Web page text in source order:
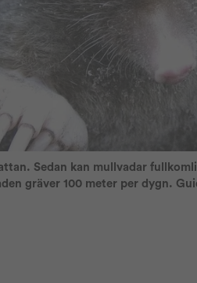
Sedan kan mullvadar
gräver 100 meter per dygn.